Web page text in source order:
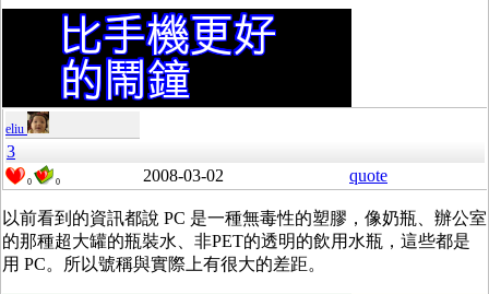
eliu
3
0 0 2008-03-02 quote
以前看到的資訊都說 PC 是一種無毒性的塑膠，像奶瓶、辦公室
的那種超大罐的瓶裝水、非PET的透明的飲用水瓶，這些都是
用 PC。所以號稱與實際上有很大的差距。